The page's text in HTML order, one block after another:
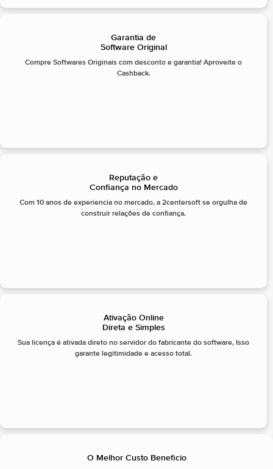
Garantia de
Software Original
Compre Softwares Originais com desconto e garantia! Aproveite o
Cashback.
Reputação e
Confiança no Mercado
Com 10 anos de experiencia no mercado, a 2centersoft se orgulha de
construir relações de confiança.
Ativação Online
Direta e Simples
Sua licença é ativada direto no servidor do fabricante do software, Isso
garante legitimidade e acesso total.
O Melhor Custo Beneficio